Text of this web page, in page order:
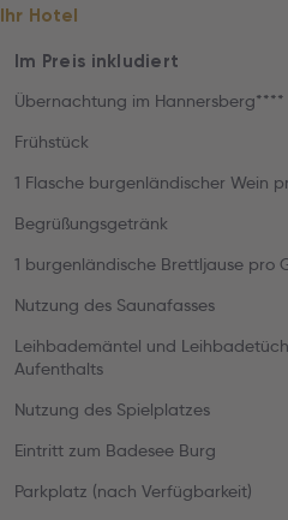
Ihr Hotel
Im Preis inkludiert
Übernachtung im
Frühstück
1 Flasche burgenländischer Wein
Begrüßungsgetränk
1 burgenländische Brettljause pro
Nutzung des Saunafasses
Leihbademäntel und
Aufenthalts
Nutzung des Spielplatzes
Eintritt zum Badesee Burg
Parkplatz (nach Verfügbarkeit)